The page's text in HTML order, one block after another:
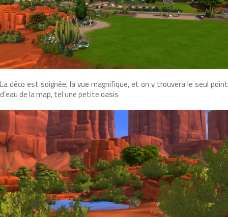
La déco est soignée, la vue magnifique, et on y trouvera le seul point
d’eau de la map, tel une petite oasis